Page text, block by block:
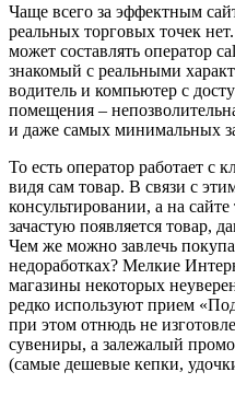
Чаще всего за эффектным
реальных торговых точек
может составлять оператор
знакомый с реальными
водитель и компьютер с
помещения –
и даже самых минимальных
То есть оператор работает с
видя сам товар. В связи с
консультировании, а на
зачастую появляется товар,
Чем же можно завлечь
недоработках? Мелкие
магазины некоторых
редко используют прием
при этом отнюдь не
сувениры, а залежалый
(самые дешевые кепки,